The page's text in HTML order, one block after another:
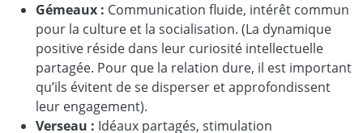
Gémeaux : Communication fluide, intérêt commun
pour la culture et la socialisation. (La dynamique
positive réside dans leur curiosité intellectuelle
partagée. Pour que la relation dure, il est important
qu’ils évitent de se disperser et approfondissent
leur engagement).
Verseau : Idéaux partagés, stimulation